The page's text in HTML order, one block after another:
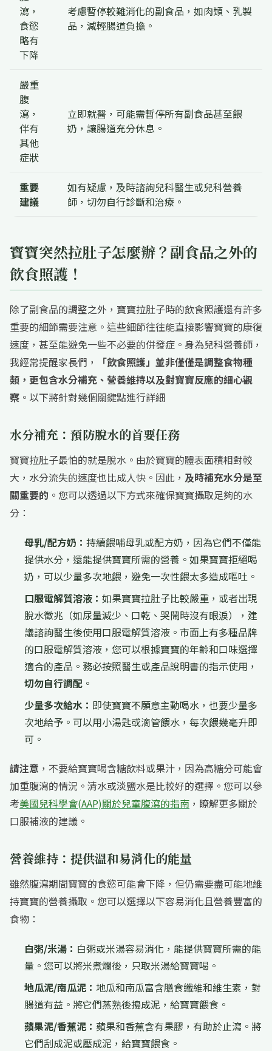
瀉，
食慾
略有
下降
考慮暫停較難消化的副食品，如肉類、乳製
品，減輕腸道負擔。
嚴重
腹
瀉，
伴有
其他
症狀
立即就醫，可能需暫停所有副食品甚至餵
奶，讓腸道充分休息。
重要
建議
如有疑慮，及時諮詢兒科醫生或兒科營養
師，切勿自行診斷和治療。
寶寶突然拉肚子怎麼辦？副食品之外的
飲食照護！
除了副食品的調整之外，寶寶拉肚子時的飲食照護還有許多
重要的細節需要注意。這些細節往往能直接影響寶寶的康復
速度，甚至能避免一些不必要的併發症。身為兒科營養師，
我經常提醒家長們，
「飲食照護」並非僅僅是調整食物種
類，更包含水分補充、營養維持以及對寶寶反應的細心觀
察 。以下將針對幾個關鍵點進行詳細
水分補充：預防脫水的首要任務
寶寶拉肚子最怕的就是脫水。由於寶寶的體表面積相對較
大，水分流失的速度也比成人快。因此， 及時補充水分是至
關重要的 。您可以透過以下方式來確保寶寶攝取足夠的水
分：
母乳/配方奶： 持續餵哺母乳或配方奶，因為它們不僅能
提供水分，還能提供寶寶所需的營養。如果寶寶拒絕喝
奶，可以少量多次地餵，避免一次性餵太多造成嘔吐。
口服電解質溶液： 如果寶寶拉肚子比較嚴重，或者出現
脫水徵兆（如尿量減少、口乾、哭鬧時沒有眼淚），建
議諮詢醫生後使用口服電解質溶液。市面上有多種品牌
的口服電解質溶液，您可以根據寶寶的年齡和口味選擇
適合的產品。務必按照醫生或產品說明書的指示使用，
切勿自行調配 。
少量多次給水： 即使寶寶不願意主動喝水，也要少量多
次地給予。可以用小湯匙或滴管餵水，每次餵幾毫升即
可。
請注意 ，不要給寶寶喝含糖飲料或果汁，因為高糖分可能會
加重腹瀉的情況。清水或淡鹽水是比較好的選擇。您可以參
考美國兒科學會(AAP)關於兒童腹瀉的指南 ，瞭解更多關於
口服補液的建議。
營養維持：提供溫和易消化的能量
雖然腹瀉期間寶寶的食慾可能會下降，但仍需要盡可能地維
持寶寶的營養攝取。您可以選擇以下容易消化且營養豐富的
食物：
白粥/米湯： 白粥或米湯容易消化，能提供寶寶所需的能
量。您可以將米煮爛後，只取米湯給寶寶喝。
地瓜泥/南瓜泥： 地瓜和南瓜富含膳食纖維和維生素，對
腸道有益。將它們蒸熟後搗成泥，給寶寶餵食。
蘋果泥/香蕉泥： 蘋果和香蕉含有果膠，有助於止瀉。將
它們刮成泥或壓成泥，給寶寶餵食。